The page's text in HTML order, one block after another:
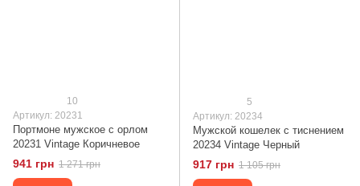
10
Артикул: 20231
Портмоне мужское с орлом
20231 Vintage Коричневое
941 грн 1 271 грн
5
Артикул: 20234
Мужской кошелек с тиснением
20234 Vintage Черный
917 грн 1 105 грн